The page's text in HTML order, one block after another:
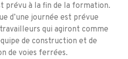
prévu à la fin de la formation.
d’une journée est prévue
qui agiront comme
de construction et de
de voies ferrées.